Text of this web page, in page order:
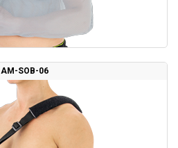
AM-SOB-06